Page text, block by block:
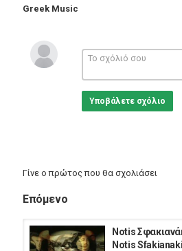
Greek Music
Υποβάλετε σχόλιο
Γίνε ο πρώτος που θα σχολιάσει
Επόμενο
Notis
Notis